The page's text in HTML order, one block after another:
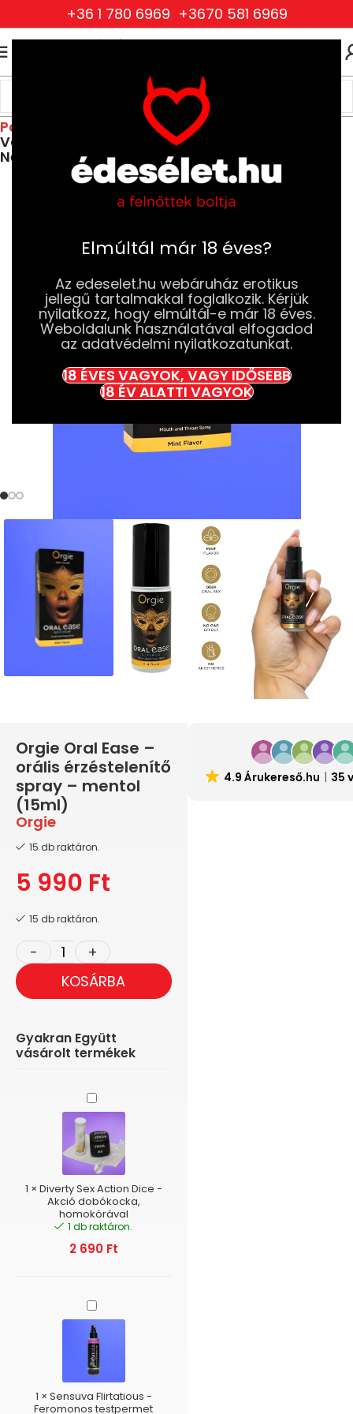
Elmúltál már 18 éves?
Az edeselet.hu webáruház erotikus
jellegű tartalmakkal foglalkozik. Kérjük
nyilatkozz, hogy elmúltál-e már 18 éves.
Weboldalunk használatával elfogadod
az adatvédelmi nyilatkozatunkat.
18 ÉVES VAGYOK, VAGY IDŐSEBB
18 ÉV ALATTI VAGYOK
+36 1 780 6969 +3670 581 6969
Drogéria és Jobb Szexuális Élmény
Jobb Szexuális Élmény
Potencianövelők és Vágyfokozók
Vágyfokozók és Libidónövelő Készítmények
Nőknek
Orgie Oral Ease –
orális érzéstelenítő
spray – mentol
(15ml)
Orgie
15 db raktáron.
5 990 Ft
15 db raktáron.
KOSÁRBA
Gyakran Együtt
vásárolt termékek
Diverty
Sex
Action
Dice
-
Akció
dobókocka,
homokórával
1 × Diverty Sex Action Dice -
Akció dobókocka,
homokórával
1 db raktáron.
2 690 Ft
Sensuva
Flirtatious
-
Feromonos
testpermet
(kókusz-
gránátalma)
1 × Sensuva Flirtatious -
Feromonos testpermet
4.9 Árukereső.hu 35